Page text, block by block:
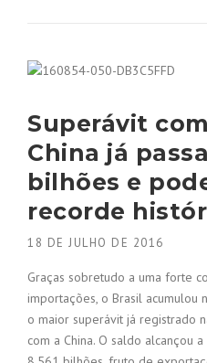
Superávit
China já
bilhões e
recorde
18 DE JULHO DE 2016
Graças sobretudo a uma forte
importações, o Brasil acumulou
o maior superávit já registrado
com a China. O saldo alcançou